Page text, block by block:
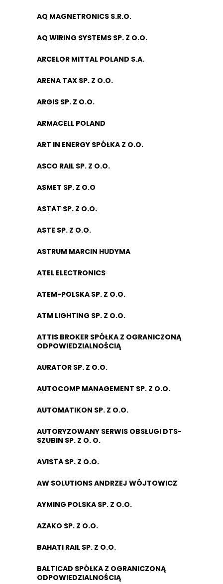
AQ MAGNETRONICS S.R.O.
AQ WIRING SYSTEMS SP. Z O.O.
ARCELOR MITTAL POLAND S.A.
ARENA TAX SP. Z O.O.
ARGIS SP. Z O.O.
ARMACELL POLAND
ART IN ENERGY SPÓŁKA Z O.O.
ASCO RAIL SP. Z O.O.
ASMET SP. Z O.O
ASTAT SP. Z O.O.
ASTE SP. Z O.O.
ASTRUM MARCIN HUDYMA
ATEL ELECTRONICS
ATEM-POLSKA SP. Z O.O.
ATM LIGHTING SP. Z O.O.
ATTIS BROKER SPÓŁKA Z OGRANICZONĄ
ODPOWIEDZIALNOŚCIĄ
AURATOR SP. Z O.O.
AUTOCOMP MANAGEMENT SP. Z O.O.
AUTOMATIKON SP. Z O.O.
AUTORYZOWANY SERWIS OBSŁUGI DTS-
SZUBIN SP. Z O. O.
AVISTA SP. Z O.O.
AW SOLUTIONS ANDRZEJ WÓJTOWICZ
AYMING POLSKA SP. Z O.O.
AZAKO SP. Z O.O.
BAHATI RAIL SP. Z O.O.
BALTICAD SPÓŁKA Z OGRANICZONĄ
ODPOWIEDZIALNOŚCIĄ